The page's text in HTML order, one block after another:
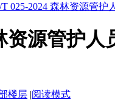
T 025-2024 森林资源管护
资源管护人
楼层 |阅读模式